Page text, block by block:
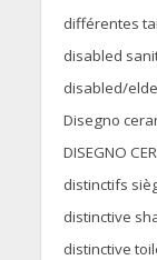
différentes
disabled
disabled/
Disegno
DISEGNO
distinctifs
distinctive
distinctive